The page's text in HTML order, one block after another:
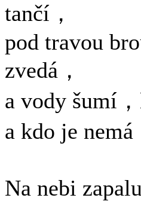
tančí，
pod travou
zvedá，
a vody šumí
a kdo je nemá
Na nebi